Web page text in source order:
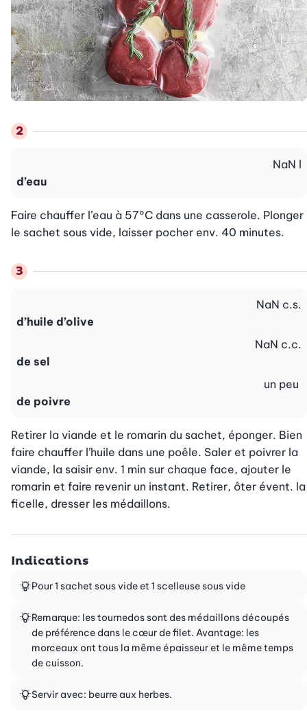
d’eau
NaN l
Faire chauffer l’eau à 57°C dans une casserole. Plonger
le sachet sous vide, laisser pocher env. 40 minutes.
d’huile d’olive
NaN c.s.
de sel
NaN c.c.
de poivre
un peu
Retirer la viande et le romarin du sachet, éponger. Bien
faire chauffer l’huile dans une poêle. Saler et poivrer la
viande, la saisir env. 1 min sur chaque face, ajouter le
romarin et faire revenir un instant. Retirer, ôter évent. la
ficelle, dresser les médaillons.
Indications
Pour 1 sachet sous vide et 1 scelleuse sous vide
Remarque: les tournedos sont des médaillons découpés
de préférence dans le cœur de filet. Avantage: les
morceaux ont tous la même épaisseur et le même temps
de cuisson.
Servir avec: beurre aux herbes.